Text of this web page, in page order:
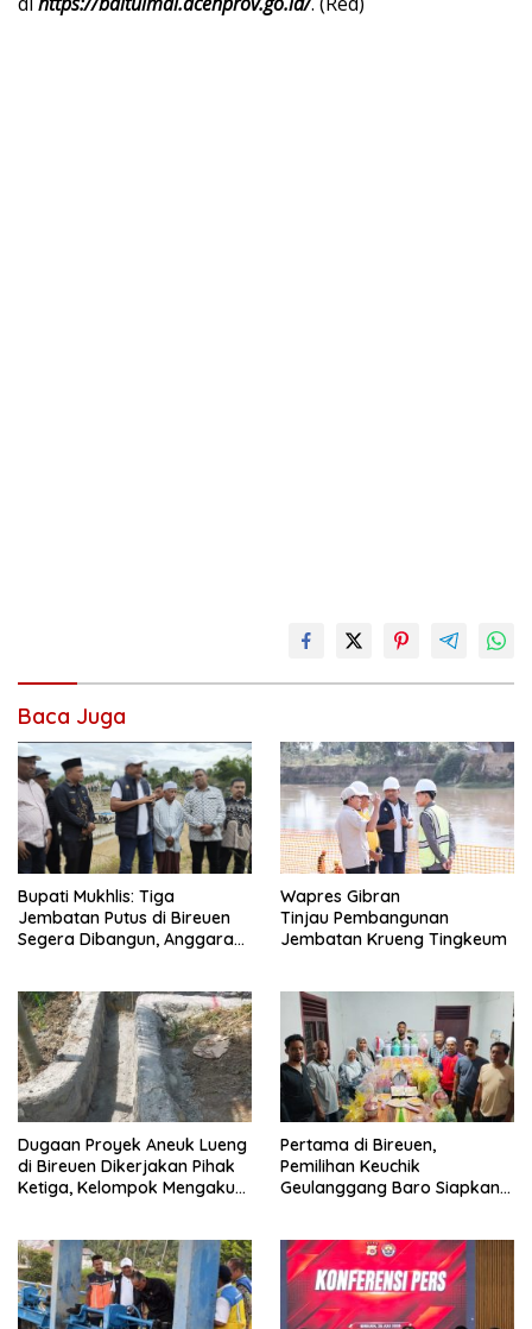
Baca Juga
Bupati Mukhlis: Tiga
Jembatan Putus di Bireuen
Segera Dibangun, Anggaran
Wapres Gibran
Tinjau Pembangunan
Jembatan Krueng Tingkeum
Dugaan Proyek Aneuk Lueng
di Bireuen Dikerjakan Pihak
Ketiga, Kelompok Mengaku
Pertama di Bireuen,
Pemilihan Keuchik
Geulanggang Baro Siapkan